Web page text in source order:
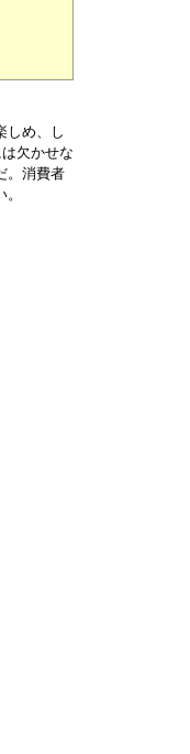
しめ、し
欠かせな
。消費者